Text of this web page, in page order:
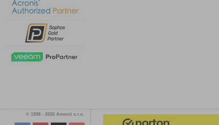
© 1998 - 2026 Amenit s.r.o.